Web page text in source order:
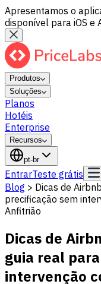
Apresentamos o
disponível para iOS e
Produtos
Soluções
Planos
Hotéis
Enterprise
Recursos
pt-br
EntrarTeste grátis
Blog > Dicas de
precificação sem
Anfitrião
Dicas de
guia real
intervenção